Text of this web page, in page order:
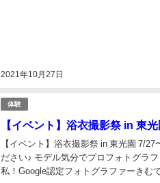
2021年10月27日
体験
【イベント】浴衣撮影祭 in 東
【イベント】浴衣撮影祭 in 東光園 7/
ださい♪ モデル気分でプロフォトグラ
私！Google認定フォトグラファーきむ